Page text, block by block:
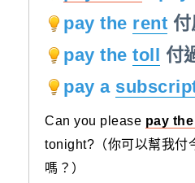
pay the rent 付
pay the toll 付
pay a
Can you please pay the
tonight?（你可以幫我付
嗎？）